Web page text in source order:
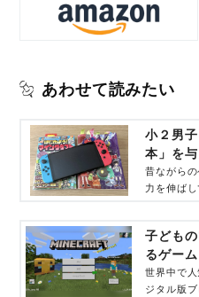
あわせて読みたい
小２男
本」を
性」「
いた実
昔ながら
力を伸ば
た、アナ
子ども
るゲー
コクリ
世界中で
ジタル版